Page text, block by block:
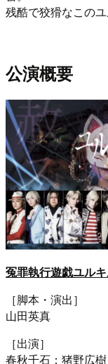
残酷で狡猾なこの
公演概要
冤罪執行遊戯ユル
［脚本・演出］
山田英真
［出演］
春秋千石：猪野広樹